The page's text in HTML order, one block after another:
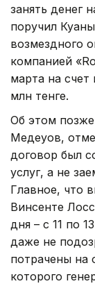
занять денег
поручил
возмездного
компанией
марта на
млн тенге.
Об этом
Медеуов,
договор был
услуг, а не
Главное, что
Винсенте
дня – с 11 по
даже не
потрачены на
которого